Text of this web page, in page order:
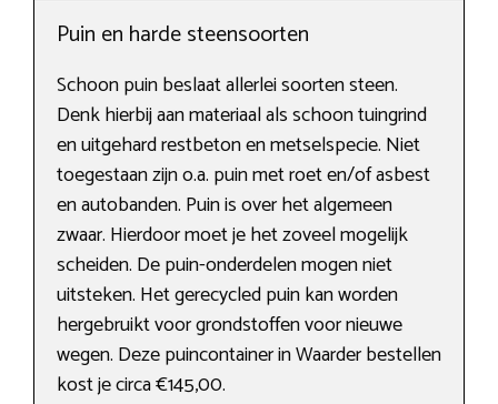
Puin en harde steensoorten
Schoon puin beslaat allerlei soorten steen.
Denk hierbij aan materiaal als schoon tuingrind
en uitgehard restbeton en metselspecie. Niet
toegestaan zijn o.a. puin met roet en/of asbest
en autobanden. Puin is over het algemeen
zwaar. Hierdoor moet je het zoveel mogelijk
scheiden. De puin-onderdelen mogen niet
uitsteken. Het gerecycled puin kan worden
hergebruikt voor grondstoffen voor nieuwe
wegen. Deze puincontainer in Waarder bestellen
kost je circa €145,00.